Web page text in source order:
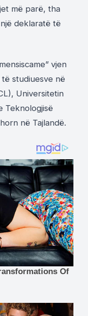
më parë, tha
deklaratë të
vjen
studiuesve në
Universitetin
Teknologjisë
në Tajlandë.